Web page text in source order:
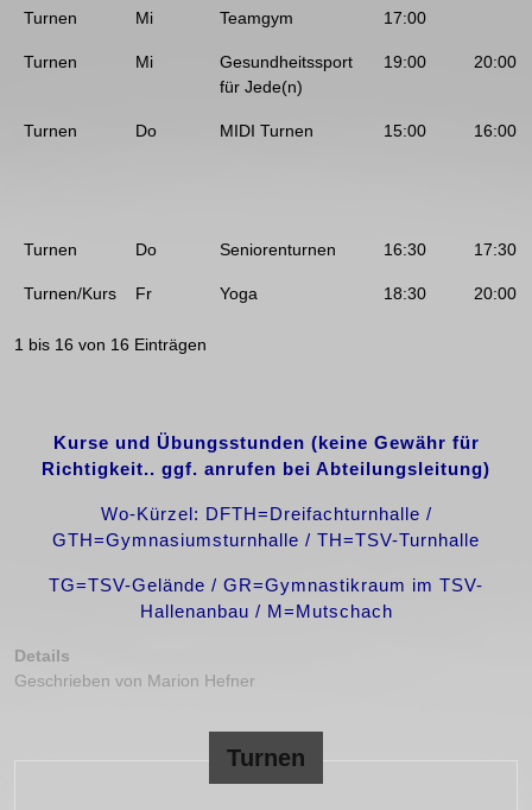
Turnen Mi Teamgym 17:00
Turnen Mi
Gesundheitssport
für Jede(n)
19:00 20:00
Turnen Do MIDI Turnen 15:00 16:00
Turnen Do Seniorenturnen 16:30 17:30
Turnen/Kurs Fr Yoga 18:30 20:00
1 bis 16 von 16 Einträgen
Kurse und Übungsstunden (keine Gewähr für
Richtigkeit.. ggf. anrufen bei Abteilungsleitung)
Wo-Kürzel: DFTH=Dreifachturnhalle /
GTH=Gymnasiumsturnhalle / TH=TSV-Turnhalle
TG=TSV-Gelände / GR=Gymnastikraum im TSV-
Hallenanbau / M=Mutschach
Details
Geschrieben von Marion Hefner
Turnen